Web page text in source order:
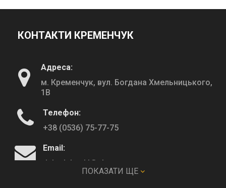
КОНТАКТИ КРЕМЕНЧУК
Адреса:
м. Кременчук, вул. Богдана Хмельницького,
1В
Телефон:
+38 (0536) 75-77-75
Email:
deltadeltaskl@ukr.net
ПОКАЗАТИ ЩЕ